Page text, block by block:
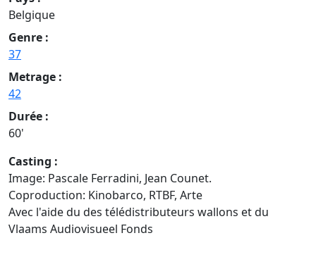
Belgique
Genre :
37
Metrage :
42
Durée :
60'
Casting :
Image: Pascale Ferradini, Jean Counet.
Coproduction: Kinobarco, RTBF, Arte
Avec l'aide du des télédistributeurs wallons et du
Vlaams Audiovisueel Fonds